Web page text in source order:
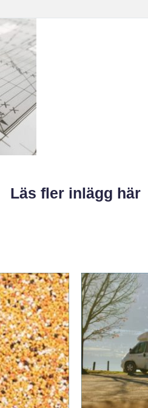
Läs fler inlägg här